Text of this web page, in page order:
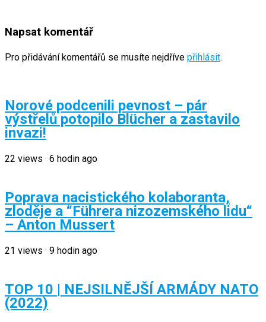
Napsat komentář
Pro přidávání komentářů se musíte nejdříve přihlásit.
Norové podcenili pevnost – pár
výstřelů potopilo Blücher a zastavilo
invazi!
22 views · 6 hodin ago
Poprava nacistického kolaboranta,
zloděje a “Führera nizozemského lidu“
– Anton Mussert
21 views · 9 hodin ago
TOP 10 | NEJSILNĚJŠÍ ARMÁDY NATO
(2022)